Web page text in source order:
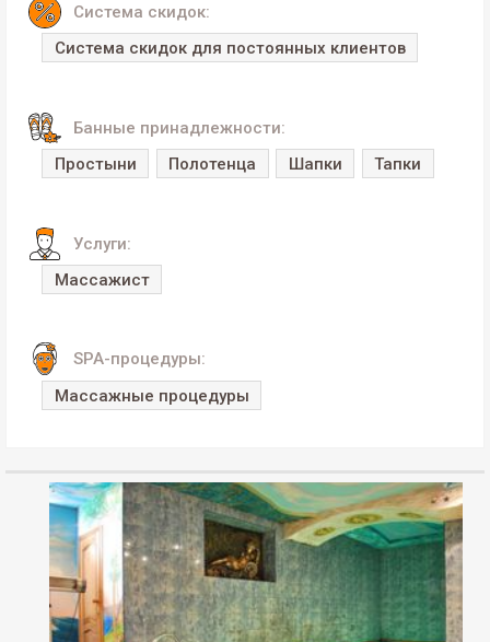
Система скидок:
Система скидок для постоянных клиентов
Банные принадлежности:
Простыни
Полотенца Шапки Тапки
Услуги:
Массажист
SPA-процедуры:
Массажные процедуры